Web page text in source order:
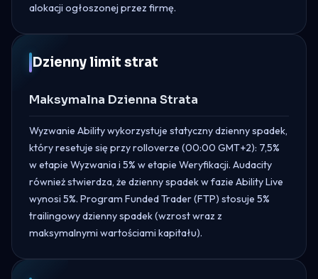
alokacji ogłoszonej przez firmę.
Dzienny limit strat
Maksymalna Dzienna Strata
Wyzwanie Ability wykorzystuje statyczny dzienny spadek,
który resetuje się przy rolloverze (00:00 GMT+2): 7,5%
w etapie Wyzwania i 5% w etapie Weryfikacji. Audacity
również stwierdza, że dzienny spadek w fazie Ability Live
wynosi 5%. Program Funded Trader (FTP) stosuje 5%
trailingowy dzienny spadek (wzrost wraz z
maksymalnymi wartościami kapitału).